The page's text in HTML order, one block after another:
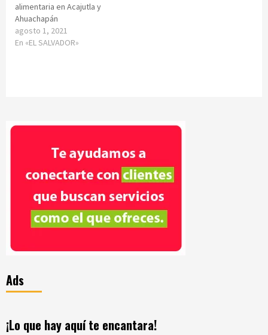
alimentaria en Acajutla y
Ahuachapán
agosto 1, 2021
En «EL SALVADOR»
Ads
¡Lo que hay aquí te encantara!